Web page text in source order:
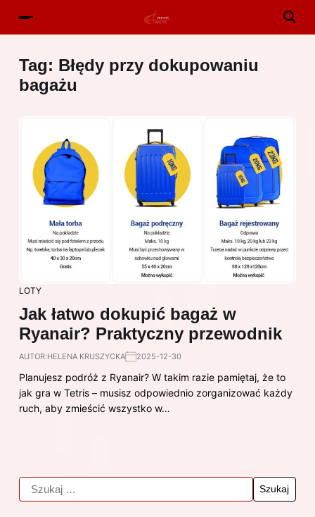
Tag: Błędy przy dokupowaniu
bagażu
LOTY
Jak łatwo dokupić bagaż w
Ryanair? Praktyczny przewodnik
AUTOR:HELENA KRUSZYCKA 2025-12-30
Planujesz podróż z Ryanair? W takim razie pamiętaj, że to
jak gra w Tetris – musisz odpowiednio zorganizować każdy
ruch, aby zmieścić wszystko w…